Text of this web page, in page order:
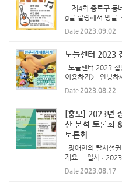
제4회 종로구 동
g글 힐링해서 벙글
내 장애인단체 및
월 22일(금) (시간,
Date 2023.09.02
노들센터 2023
노들센터 2023 집
이용하기> 안녕하
들센터에서 발달장
교육을 진행하고자
Date 2023.08.22
[홍보] 2023년
산 분석 토론회
토론회
장애인의 탈시설
개요 - 일시 :
회의원회관 제3세
장애인자립생활센
Date 2023.08.17